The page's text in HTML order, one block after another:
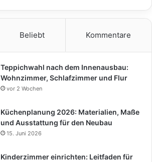
Beliebt Kommentare
Teppichwahl nach dem Innenausbau:
Wohnzimmer, Schlafzimmer und Flur
vor 2 Wochen
Küchenplanung 2026: Materialien, Maße
und Ausstattung für den Neubau
15. Juni 2026
Kinderzimmer einrichten: Leitfaden für